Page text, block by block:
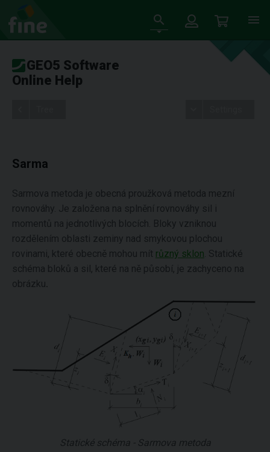
GEO5 Software
Online Help
Sarma
Sarmova metoda je obecná proužková metoda mezní
rovnováhy. Je založena na splnění rovnováhy sil i
momentů na jednotlivých blocích. Bloky vzniknou
rozdělením oblasti zeminy nad smykovou plochou
rovinami, které obecně mohou mít různý sklon . Statické
schéma bloků a sil, které na ně působí, je zachyceno na
obrázku.
Statické schéma - Sarmova metoda